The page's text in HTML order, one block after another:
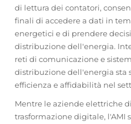
di lettura dei contatori,
finali di accedere a dati in
energetici e di prendere
distribuzione dell'energia.
reti di comunicazione e
distribuzione dell'energia sta
efficienza e affidabilità nel
Mentre le aziende elettriche
trasformazione digitale, l'AMI